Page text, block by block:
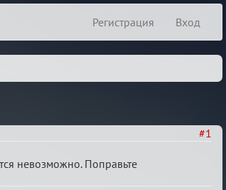
Регистрация Вход
#1
невозможно. Поправьте